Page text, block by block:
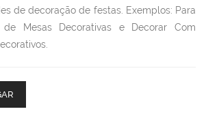
de decoração de festas. Exemplos: Para
Mesas Decorativas e Decorar Com